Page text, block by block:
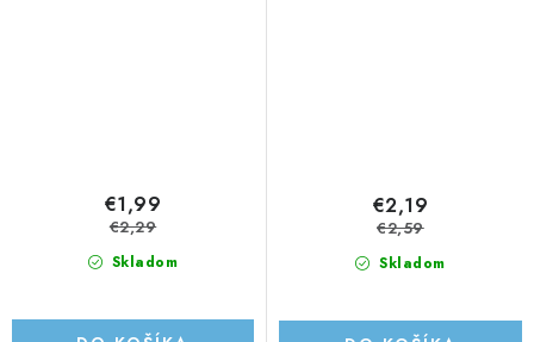
Skladom
€1,99
€2,29
Skladom
€2,19
€2,59